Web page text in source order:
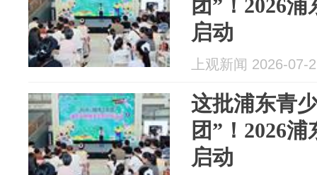
团”！2026
启动
上观新闻 2026-07-
这批浦东青
团”！2026
启动